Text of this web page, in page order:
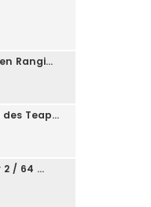
Rangi…
Teap…
2 / 64 …